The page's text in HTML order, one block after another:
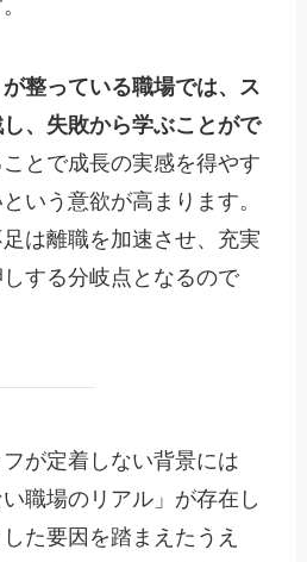
整っている職場では、ス
、失敗から学ぶことがで
とで成長の実感を得やす
いう意欲が高まります。
は離職を加速させ、充実
する分岐点となるので
が定着しない背景には
職場のリアル」が存在し
た要因を踏まえたうえ